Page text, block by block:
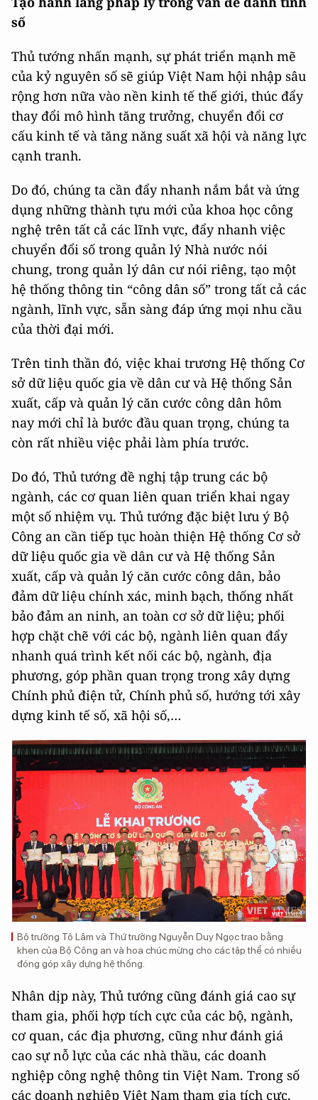
số
Thủ tướng nhấn mạnh, sự phát triển mạnh mẽ
của kỷ nguyên số sẽ giúp Việt Nam hội nhập sâu
rộng hơn nữa vào nền kinh tế thế giới, thúc đẩy
thay đổi mô hình tăng trưởng, chuyển đổi cơ
cấu kinh tế và tăng năng suất xã hội và năng lực
cạnh tranh.
Do đó, chúng ta cần đẩy nhanh nắm bắt và ứng
dụng những thành tựu mới của khoa học công
nghệ trên tất cả các lĩnh vực, đẩy nhanh việc
chuyển đổi số trong quản lý Nhà nước nói
chung, trong quản lý dân cư nói riêng, tạo một
hệ thống thông tin “công dân số” trong tất cả các
ngành, lĩnh vực, sẵn sàng đáp ứng mọi nhu cầu
của thời đại mới.
Trên tinh thần đó, việc khai trương Hệ thống Cơ
sở dữ liệu quốc gia về dân cư và Hệ thống Sản
xuất, cấp và quản lý căn cước công dân hôm
nay mới chỉ là bước đầu quan trọng, chúng ta
còn rất nhiều việc phải làm phía trước.
Do đó, Thủ tướng đề nghị tập trung các bộ
ngành, các cơ quan liên quan triển khai ngay
một số nhiệm vụ. Thủ tướng đặc biệt lưu ý Bộ
Công an cần tiếp tục hoàn thiện Hệ thống Cơ sở
dữ liệu quốc gia về dân cư và Hệ thống Sản
xuất, cấp và quản lý căn cước công dân, bảo
đảm dữ liệu chính xác, minh bạch, thống nhất
bảo đảm an ninh, an toàn cơ sở dữ liệu; phối
hợp chặt chẽ với các bộ, ngành liên quan đẩy
nhanh quá trình kết nối các bộ, ngành, địa
phương, góp phần quan trọng trong xây dựng
Chính phủ điện tử, Chính phủ số, hướng tới xây
dựng kinh tế số, xã hội số,…
Bộ trưởng Tô Lâm và Thứ trưởng Nguyễn Duy Ngọc trao bằng
khen của Bộ Công an và hoa chúc mừng cho các tập thể có nhiều
đóng góp xây dựng hệ thống.
Nhân dịp này, Thủ tướng cũng đánh giá cao sự
tham gia, phối hợp tích cực của các bộ, ngành,
cơ quan, các địa phương, cũng như đánh giá
cao sự nỗ lực của các nhà thầu, các doanh
nghiệp công nghệ thông tin Việt Nam. Trong số
các doanh nghiệp Việt Nam tham gia tích cực,